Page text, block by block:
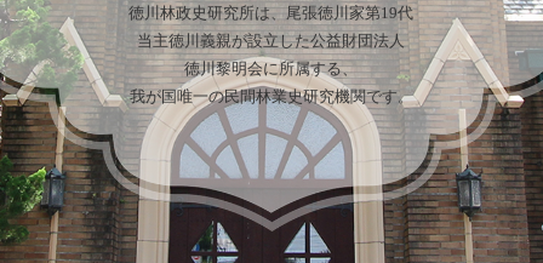
徳川林政史研究所は、尾張徳川家第19代
当主徳川義親が設立した公益財団法人
徳川黎明会に所属する、
我が国唯一の民間林業史研究機関です。